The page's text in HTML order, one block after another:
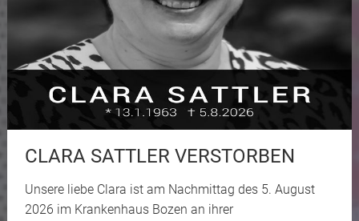
CLARA SATTLER VERSTORBEN
Unsere liebe Clara ist am Nachmittag des 5. August
2026 im Krankenhaus Bozen an ihrer